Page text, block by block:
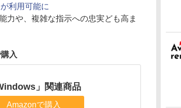
利用可能に
力や、複雑な指示への忠実ども高ま
入
」関連商品
Amazonで購入